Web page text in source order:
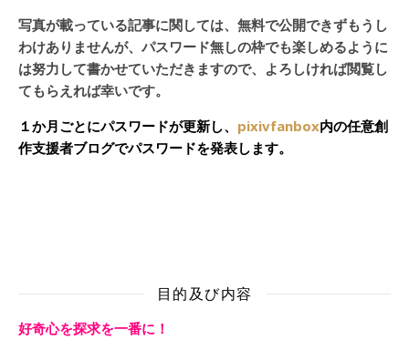
写真が載っている記事に関しては、無料で公開できずもうし
わけありませんが、パスワード無しの枠でも楽しめるように
は努力して書かせていただきますので、よろしければ閲覧し
てもらえれば幸いです。
１か月ごとにパスワードが更新し、 pixivfanbox内の任意創
作支援者ブログでパスワードを発表します。
目的及び内容
好奇心を探求を一番に！